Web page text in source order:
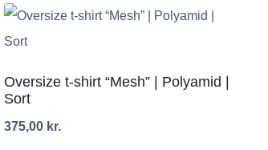
Oversize t-shirt “Mesh” | Polyamid |
Sort
375,00 kr.